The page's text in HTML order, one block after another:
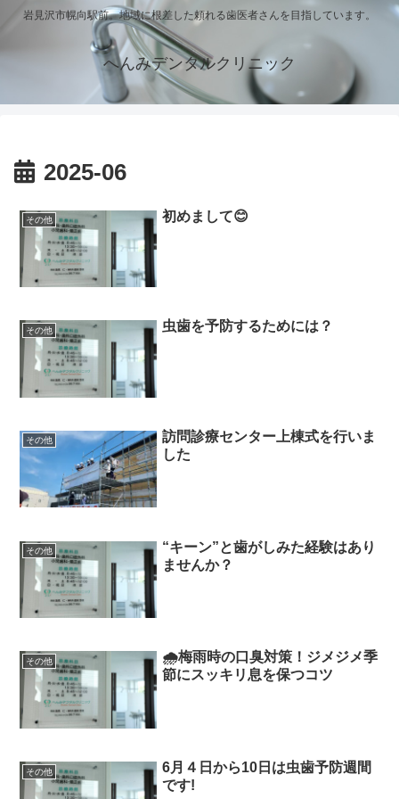
岩見沢市幌向駅前。地域に根差した頼れる歯医者さんを目指しています。
へんみデンタルクリニック
2025-06
その他 初めまして😊
その他 虫歯を予防するためには？
その他
訪問診療センター上棟式を行いま
した
その他
“キーン”と歯がしみた経験はあり
ませんか？
その他
🌧️梅雨時の口臭対策！ジメジメ季
節にスッキリ息を保つコツ
その他
6月４日から10日は虫歯予防週間
です!